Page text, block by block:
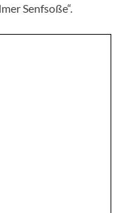
Senfsoße“.